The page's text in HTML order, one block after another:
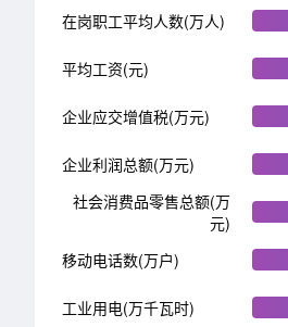
在岗职工平均人数(万人)
平均工资(元)
企业应交增值税(万元)
企业利润总额(万元)
社会消费品零售总额(万
元)
移动电话数(万户)
工业用电(万千瓦时)